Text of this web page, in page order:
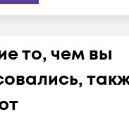
то, чем вы